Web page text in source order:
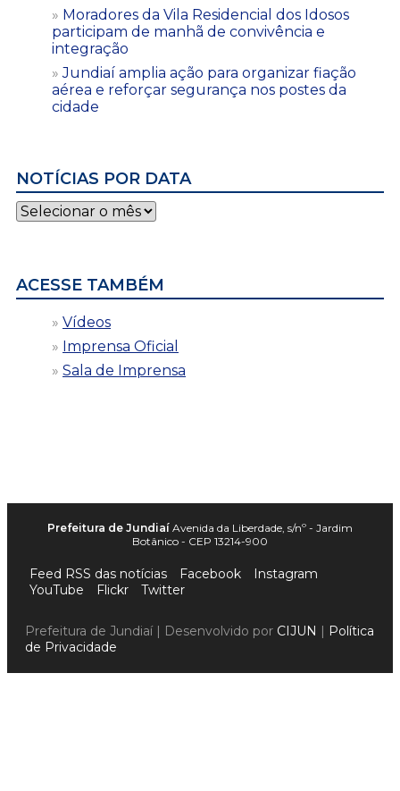
Moradores da Vila Residencial dos Idosos
participam de manhã de convivência e
integração
Jundiaí amplia ação para organizar fiação
aérea e reforçar segurança nos postes da
cidade
NOTÍCIAS POR DATA
Notícias
por
ACESSE TAMBÉM
Vídeos
Imprensa Oficial
Sala de Imprensa
Prefeitura de Jundiaí Avenida da Liberdade, s/nº - Jardim
Botânico - CEP 13214-900
Feed RSS das notícias Facebook
Instagram
YouTube
Flickr Twitter
Prefeitura de Jundiaí | Desenvolvido por CIJUN | Política
de Privacidade